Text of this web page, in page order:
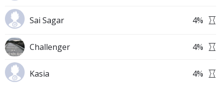
Sai Sagar 4%
Challenger 4%
Kasia 4%